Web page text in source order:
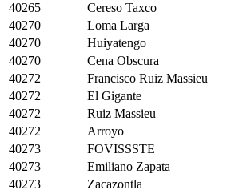
40265
Cereso Taxco
40270
Loma Larga
40270
Huiyatengo
40270
Cena Obscura
40272
Francisco Ruiz Massieu
40272
El Gigante
40272
Ruiz Massieu
40272
Arroyo
40273
FOVISSSTE
40273
Emiliano Zapata
40273
Zacazontla